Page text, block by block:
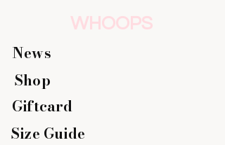
WHOOPS
News
Giftcard
Size Guide
Shop